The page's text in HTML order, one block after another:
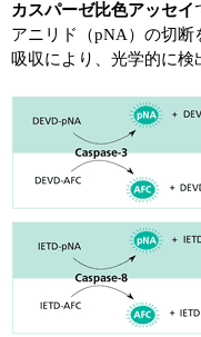
カスパーゼ比色アッセイ
アニリド（pNA）の切断
吸収により、光学的に検